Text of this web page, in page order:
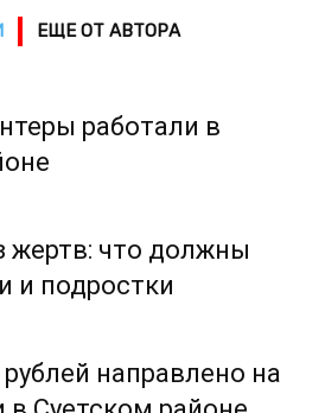
ЕЩЕ ОТ АВТОРА
работали в
жертв: что должны
и подростки
направлено на